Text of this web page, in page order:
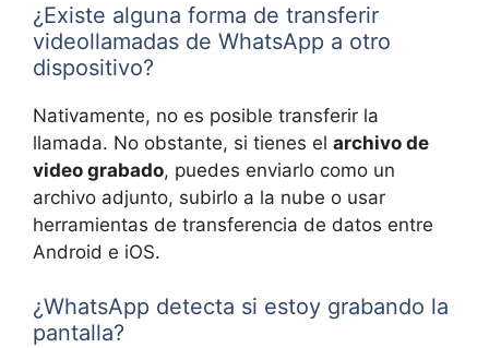
¿Existe alguna forma de transferir
videollamadas de WhatsApp a otro
dispositivo?
Nativamente, no es posible transferir la
llamada. No obstante, si tienes el archivo de
video grabado, puedes enviarlo como un
archivo adjunto, subirlo a la nube o usar
herramientas de transferencia de datos entre
Android e iOS.
¿WhatsApp detecta si estoy grabando la
pantalla?